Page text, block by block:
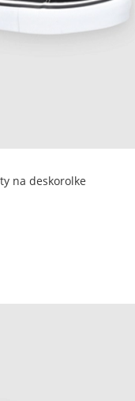
na deskorolke